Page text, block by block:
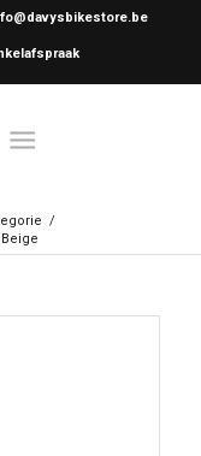
/
Beige